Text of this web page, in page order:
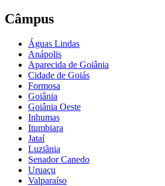
Câmpus
Águas Lindas
Anápolis
Aparecida de Goiânia
Cidade de Goiás
Formosa
Goiânia
Goiânia Oeste
Inhumas
Itumbiara
Jataí
Luziânia
Senador Canedo
Uruaçu
Valparaíso